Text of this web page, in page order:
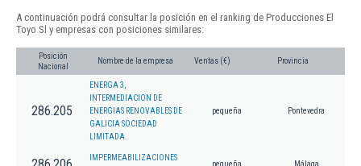
A continuación podrá consultar la posición en el ranking de Producciones El
Toyo Sl y empresas con posiciones similares:
Posición
Nacional
Nombre de la empresa Ventas (€) Provincia
286.205
ENERGA 3,
INTERMEDIACION DE
ENERGIAS RENOVABLES DE
GALICIA SOCIEDAD
LIMITADA.
pequeña Pontevedra
IMPERMEABILIZACIONES
pequeña Málaga